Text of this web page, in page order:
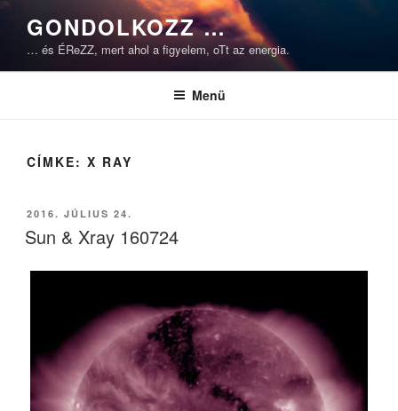
Tartalomhoz
GONDOLKOZZ …
… és ÉReZZ, mert ahol a figyelem, oTt az energia.
Menü
CÍMKE: X RAY
BEKÜLDVE:
2016. JÚLIUS 24.
Sun & Xray 160724